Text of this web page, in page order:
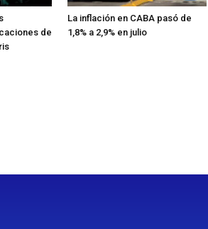
de
La inflación en CABA pasó de
1,8% a 2,9% en julio